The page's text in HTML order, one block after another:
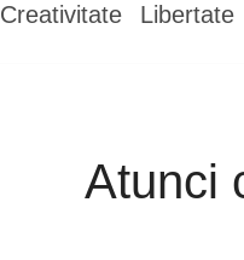
Creativitate Libertate
Atunci